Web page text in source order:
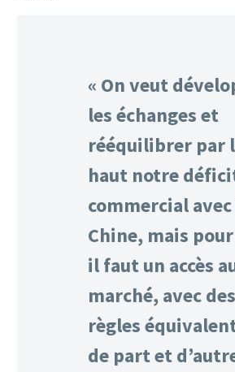
« On veut
les échanges et
rééquilibrer par
haut notre
commercial
Chine, mais
il faut un accès
marché, avec des
règles
de part et